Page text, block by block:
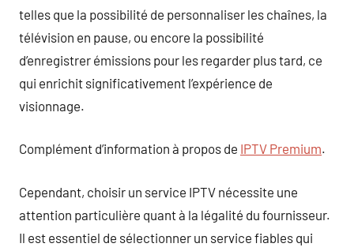
telles que la possibilité de personnaliser les chaînes, la
télévision en pause, ou encore la possibilité
d’enregistrer émissions pour les regarder plus tard, ce
qui enrichit significativement l’expérience de
visionnage.
Complément d’information à propos de IPTV Premium.
Cependant, choisir un service IPTV nécessite une
attention particulière quant à la légalité du fournisseur.
Il est essentiel de sélectionner un service fiables qui